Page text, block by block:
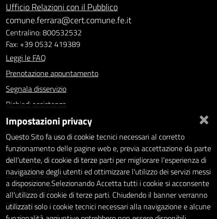
Ufficio Relazioni con il Pubblico
comune.ferrara@cert.comune.fe.it
Centralino: 800532532
Fax: +39 0532 419389
Leggi le FAQ
Prenotazione appuntamento
Segnala disservizio
Richiedi assistenza
Statistiche dei Siti web
Intranet - accesso riservato
Amministrazione trasparente
Informativa privacy
Social Media Policy
Note legali
×
Impostazioni privacy
Questo Sito fa uso di cookie tecnici necessari al corretto
funzionamento delle pagine web e, previa accettazione da parte
dell'utente, di cookie di terze parti per migliorare l'esperienza di
navigazione degli utenti ed ottimizzare l'utilizzo dei servizi messi
a disposizione.Selezionando Accetta tutti i cookie si acconsente
all'utilizzo di cookie di terze parti. Chiudendo il banner verranno
utilizzati solo i cookie tecnici necessari alla navigazione e alcune